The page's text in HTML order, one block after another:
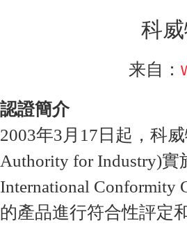
科
来自：
認證簡介
2003年3月17日起，科
Authority for Industry)
International Conformity
的產品進行符合性評定